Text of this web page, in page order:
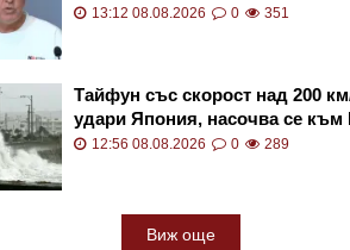
пространство
13:12 08.08.2026 0 351
Тайфун със скорост над 200
удари Япония, насочва се към
12:56 08.08.2026 0 289
Виж още